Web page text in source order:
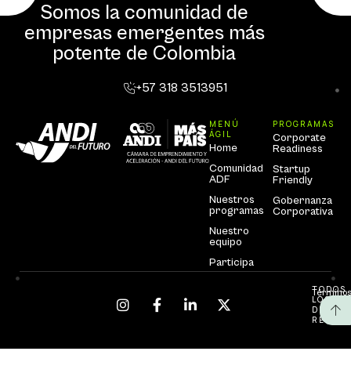
Somos la comunidad de
empresas emergentes más
potente de Colombia
+57 318 3513951
MENÚ
ÁGIL
Home
Comunidad
ADF
Nuestros
programas
Nuestro
equipo
Participa
PROGRAMAS
Corporate
Readiness
Startup
Friendly
Gobernanza
Corporativa
TODOS
LOS